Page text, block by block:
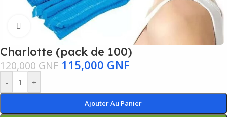
Agrandir
Charlotte (pack de 100)
120,000GNF 115,000 GNF
- +
Ajouter Au Panier